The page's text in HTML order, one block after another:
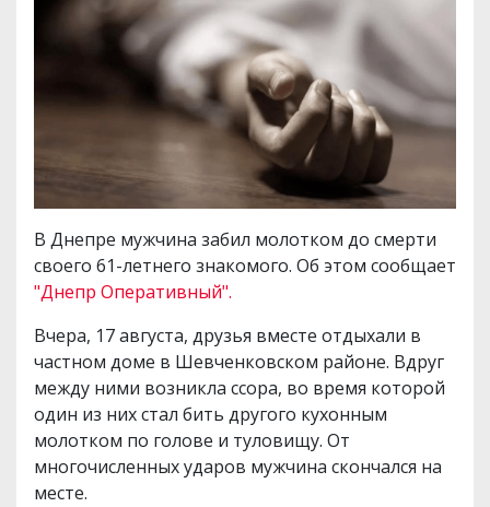
В Днепре мужчина забил молотком до смерти
своего 61-летнего знакомого. Об этом сообщает
"Днепр Оперативный".
Вчера, 17 августа, друзья вместе отдыхали в
частном доме в Шевченковском районе. Вдруг
между ними возникла ссора, во время которой
один из них стал бить другого кухонным
молотком по голове и туловищу. От
многочисленных ударов мужчина скончался на
месте.